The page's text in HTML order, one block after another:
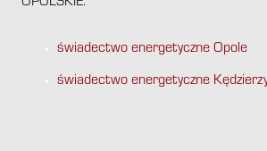
OPOLSKIE:
świadectwo energetyczne Opole
świadectwo energetyczne